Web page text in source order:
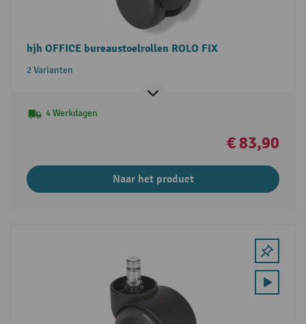
hjh OFFICE bureaustoelrollen ROLO FIX
2 Varianten
4 Werkdagen
€ 83,90
Naar het product